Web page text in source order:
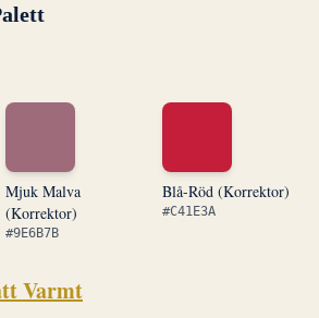
Mjuk Malva
(Korrektor)
#9E6B7B
Blå-Röd (Korrektor)
#C41E3A
Varmt